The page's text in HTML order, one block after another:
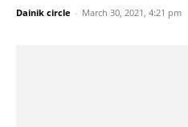
Dainik circle - March 30, 2021, 4:21 pm